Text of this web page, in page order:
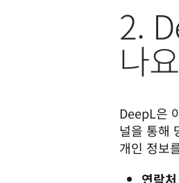
2.
나
DeepL은
널을 통해
개인 정보
연락